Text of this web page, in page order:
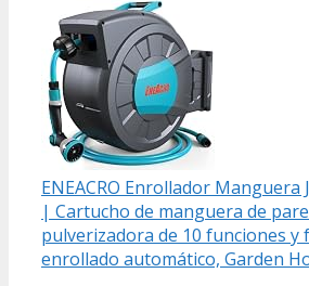
ENEACRO Enrollador Manguera
| Cartucho de manguera de
pulverizadora de 10 funciones y
enrollado automático, Garden